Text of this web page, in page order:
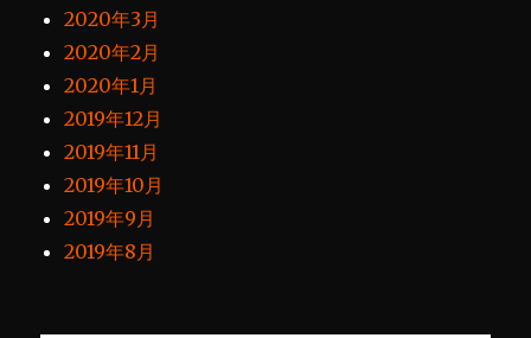
2020年3月
2020年2月
2020年1月
2019年12月
2019年11月
2019年10月
2019年9月
2019年8月